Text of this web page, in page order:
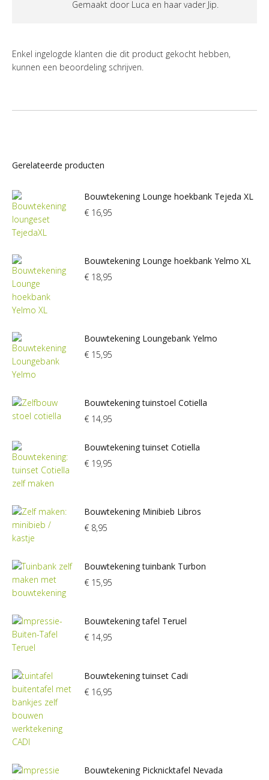
Gemaakt door Luca en haar vader Jip.
Enkel ingelogde klanten die dit product gekocht hebben,
kunnen een beoordeling schrijven.
Gerelateerde producten
Bouwtekening Lounge hoekbank Tejeda XL
€ 16,95
Bouwtekening Lounge hoekbank Yelmo XL
€ 18,95
Bouwtekening Loungebank Yelmo
€ 15,95
Bouwtekening tuinstoel Cotiella
€ 14,95
Bouwtekening tuinset Cotiella
€ 19,95
Bouwtekening Minibieb Libros
€ 8,95
Bouwtekening tuinbank Turbon
€ 15,95
Bouwtekening tafel Teruel
€ 14,95
Bouwtekening tuinset Cadi
€ 16,95
Bouwtekening Picknicktafel Nevada